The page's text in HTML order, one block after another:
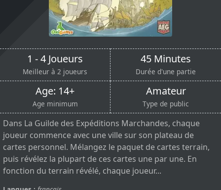
1 - 4 Joueurs
Meilleur à 2 joueurs
45 Minutes
Durée d'une partie
Age: 14+
Age minimum
Amateur
Type de public
Dans La Guilde des Expéditions Marchandes, chaque
joueur commence avec une ville sur son plateau de
cartes personnel. Mélangez le paquet de cartes terrain,
puis révélez la plupart de ces cartes une par une. En
fonction du terrain révélé, chaque joueur...